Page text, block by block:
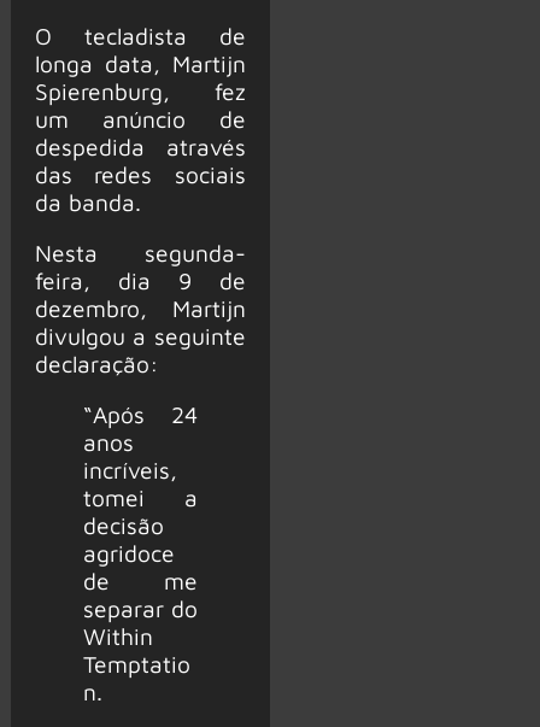
O tecladista de
longa data, Martijn
Spierenburg, fez
um anúncio de
despedida através
das redes sociais
da banda.
Nesta segunda-
feira, dia 9 de
dezembro, Martijn
divulgou a seguinte
declaração:
“Após 24
anos
incríveis,
tomei a
decisão
agridoce
de me
separar do
Within
Temptatio
n.